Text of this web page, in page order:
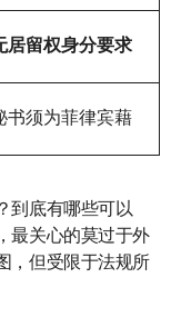
居留权身分要求
书须为菲律宾藉
到底有哪些可以
最关心的莫过于外
，但受限于法规所